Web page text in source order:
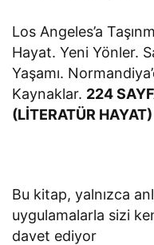
Los Angeles’a
Hayat. Yeni Yönler.
Yaşamı.
Kaynaklar. 224
(LİTERATÜR HAYAT)
Bu kitap, yalnızca
uygulamalarla sizi
davet ediyor